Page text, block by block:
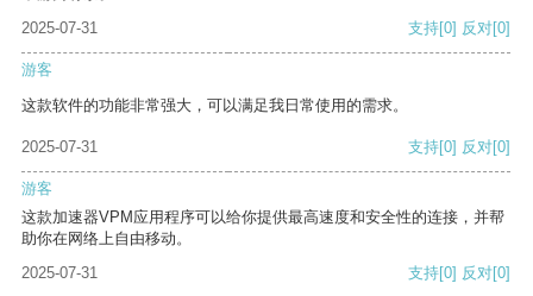
2025-07-31
支持[0] 反对[0]
游客
这款软件的功能非常强大，可以满足我日常使用的需求。
2025-07-31 支持[0] 反对[0]
游客
这款加速器VPM应用程序可以给你提供最高速度和安全性的连接，并帮
助你在网络上自由移动。
2025-07-31
支持[0] 反对[0]